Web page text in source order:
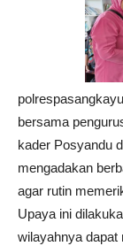
bersama
kader Posyandu
mengadakan
agar rutin
Upaya ini
wilayahnya dapat